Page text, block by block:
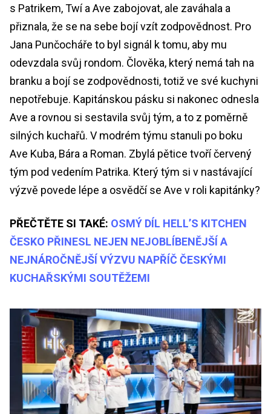
s Patrikem, Twí a Ave zabojovat, ale zaváhala a
přiznala, že se na sebe bojí vzít zodpovědnost. Pro
Jana Punčocháře to byl signál k tomu, aby mu
odevzdala svůj rondom. Člověka, který nemá tah na
branku a bojí se zodpovědnosti, totiž ve své kuchyni
nepotřebuje. Kapitánskou pásku si nakonec odnesla
Ave a rovnou si sestavila svůj tým, a to z poměrně
silných kuchařů. V modrém týmu stanuli po boku
Ave Kuba, Bára a Roman. Zbylá pětice tvoří červený
tým pod vedením Patrika. Který tým si v nastávající
výzvě povede lépe a osvědčí se Ave v roli kapitánky?
PŘEČTĚTE SI TAKÉ: OSMÝ DÍL HELL’S KITCHEN
ČESKO PŘINESL NEJEN NEJOBLÍBENĚJŠÍ A
NEJNÁROČNĚJŠÍ VÝZVU NAPŘÍČ ČESKÝMI
KUCHAŘSKÝMI SOUTĚŽEMI